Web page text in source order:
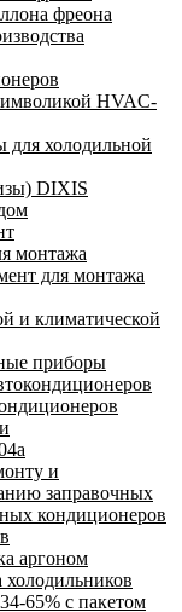
фреона
HVAC-
холодильной
DIXIS
монтажа
для монтажа
и климатической
приборы
и
заправочных
кондиционеров
аргоном
65% с пакетом